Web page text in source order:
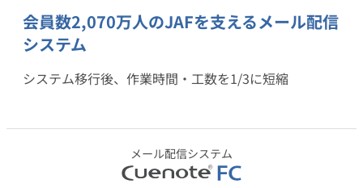
Webプッシュ通知サービス
緊急参集・安否確認
デジタルマーケティング
会員数2,070万人のJAFを支えるメール配信
システム
システム移行後、作業時間・工数を1/3に短縮
メール配信システム